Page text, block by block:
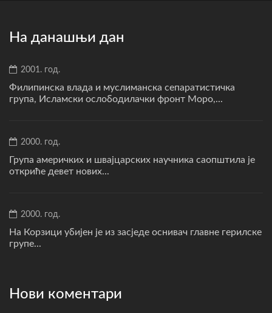
На данашњи дан
2001. год.
Филипинска влада и муслиманска сепаратистичка
група, Исламски ослободилачки фронт Моро,...
2000. год.
Група америчких и швајцарских научника саопштила је
откриће девет нових...
2000. год.
На Корзици убијен је из засједе оснивач главне герилске
групе...
Нови коментари